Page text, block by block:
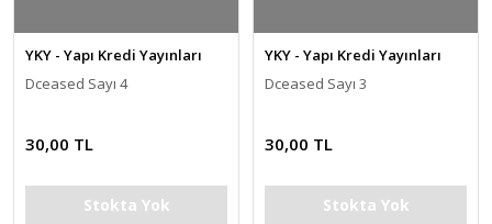
YKY - Yapı Kredi Yayınları
Dceased Sayı 4
30,00 TL
Stokta Yok
YKY - Yapı Kredi Yayınları
Dceased Sayı 3
30,00 TL
Stokta Yok